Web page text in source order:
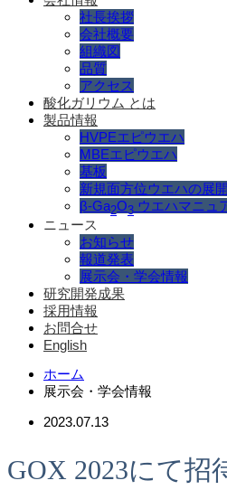
社長挨拶
会社概要
組織図
品質
アクセス
酸化ガリウム とは
製品情報
HVPEエピウエハ
MBEエピウエハ
基板
新規面方位ウエハの展開
β-Ga2O3 ウエハマニュ
ニュース
お知らせ
報道発表
展示会・学会情報
研究開発成果
採用情報
お問合せ
English
ホーム
展示会・学会情報
2023.07.13
GOX 2023にて招